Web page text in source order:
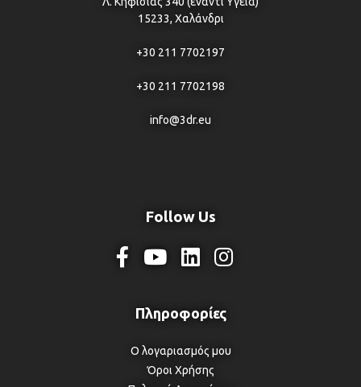
15233, Χαλάνδρι
+30 211 7702197
+30 211 7702198
info@3dr.eu
Follow Us
Ο λογαριασμός μου
Όροι Χρήσης